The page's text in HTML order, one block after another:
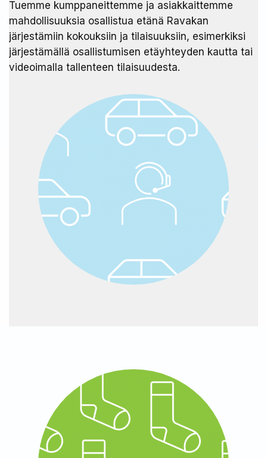
Tuemme kumppaneittemme ja asiakkaittemme
mahdollisuuksia osallistua etänä Ravakan
järjestämiin kokouksiin ja tilaisuuksiin, esimerkiksi
järjestämällä osallistumisen etäyhteyden kautta tai
videoimalla tallenteen tilaisuudesta.​